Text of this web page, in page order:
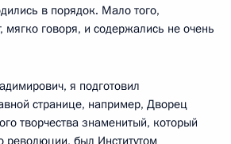
в порядок. Мало того,
мягко говоря, и содержались не очень
я подготовил
странице, например, Дворец
творчества знаменитый, который
революции, был Институтом